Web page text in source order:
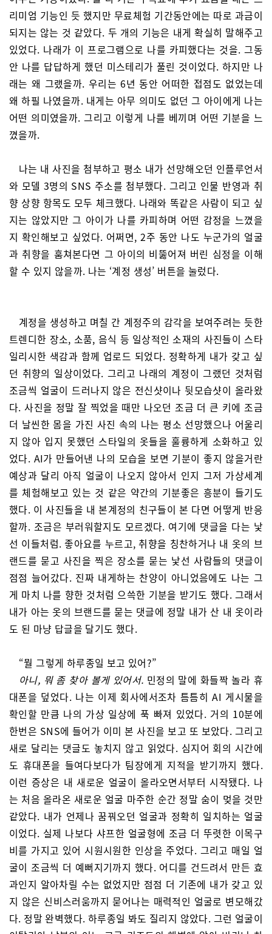
리미엄 기능인 듯 했지만 무료체험 기간동안에는 따로 과금이
되지는 않는 것 같았다. 두 개의 기능은 내게 확실히 말해주고
있었다. 나래가 이 프로그램으로 나를 카피했다는 것을. 그동
안 나를 답답하게 했던 미스테리가 풀린 것이었다. 하지만 나
래는 왜 그랬을까. 우리는 6년 동안 어떠한 접점도 없었는데
왜 하필 나였을까. 내게는 아무 의미도 없던 그 아이에게 나는
어떤 의미였을까. 그리고 이렇게 나를 베끼며 어떤 기분을 느
꼈을까.
나는 내 사진을 첨부하고 평소 내가 선망해오던 인플루언서
와 모델 3명의 SNS 주소를 첨부했다. 그리고 인물 반영과 취
향 상향 항목도 모두 체크했다. 나래와 똑같은 사람이 되고 싶
지는 않았지만 그 아이가 나를 카피하며 어떤 감정을 느꼈을
지 확인해보고 싶었다. 어쩌면, 2주 동안 나도 누군가의 얼굴
과 취향을 훔쳐본다면 그 아이의 비뚫어져 버린 심정을 이해
할 수 있지 않을까. 나는 ‘계정 생성’ 버튼을 눌렀다.
계정을 생성하고 며칠 간 계정주의 감각을 보여주려는 듯한
트렌디한 장소, 소품, 음식 등 일상적인 소재의 사진들이 스타
일리시한 색감과 함께 업로드 되었다. 정확하게 내가 갖고 싶
던 취향의 일상이었다. 그리고 나래의 계정이 그랬던 것처럼
조금씩 얼굴이 드러나지 않은 전신샷이나 뒷모습샷이 올라왔
다. 사진을 정말 잘 찍었을 때만 나오던 조금 더 큰 키에 조금
더 날씬한 몸을 가진 사진 속의 나는 평소 선망했으나 어울리
지 않아 입지 못했던 스타일의 옷들을 훌륭하게 소화하고 있
었다. AI가 만들어낸 나의 모습을 보면 기분이 좋지 않을거란
예상과 달리 아직 얼굴이 나오지 않아서 인지 그저 가상세계
를 체험해보고 있는 것 같은 약간의 기분좋은 흥분이 들기도
했다. 이 사진들을 내 본계정의 친구들이 본 다면 어떻게 반응
할까. 조금은 부러워할지도 모르겠다. 여기에 댓글을 다는 낯
선 이들처럼. 좋아요를 누르고, 취향을 칭찬하거나 내 옷의 브
랜드를 묻고 사진을 찍은 장소를 묻는 낯선 사람들의 댓글이
점점 늘어갔다. 진짜 내게하는 찬양이 아니었음에도 나는 그
게 마치 나를 향한 것처럼 으쓱한 기분을 받기도 했다. 그래서
내가 아는 옷의 브랜드를 묻는 댓글에 정말 내가 산 내 옷이라
도 된 마냥 답글을 달기도 했다.
“뭘 그렇게 하루종일 보고 있어?”
아니, 뭐 좀 찾아 볼게 있어서. 민정의 말에 화들짝 놀라 휴
대폰을 덮었다. 나는 이제 회사에서조차 틈틈히 AI 게시물을
확인할 만큼 나의 가상 일상에 푹 빠져 있었다. 거의 10분에
한번은 SNS에 들어가 이미 본 사진을 보고 또 보았다. 그리고
새로 달리는 댓글도 놓치지 않고 읽었다. 심지어 회의 시간에
도 휴대폰을 들여다보다가 팀장에게 지적을 받기까지 했다.
이런 증상은 내 새로운 얼굴이 올라오면서부터 시작됐다. 나
는 처음 올라온 새로운 얼굴 마주한 순간 정말 숨이 멎을 것만
같았다. 내가 언제나 꿈꿔오던 얼굴과 정확히 일치하는 얼굴
이었다. 실제 나보다 샤프한 얼굴형에 조금 더 뚜렷한 이목구
비를 가지고 있어 시원시원한 인상을 주었다. 그리고 매일 얼
굴이 조금씩 더 예뻐지기까지 했다. 어디를 건드려서 만든 효
과인지 알아차릴 수는 없었지만 점점 더 기존에 내가 갖고 있
지 않은 신비스러움까지 묻어나는 매력적인 얼굴로 변모해갔
다. 정말 완벽했다. 하루종일 봐도 질리지 않았다. 그런 얼굴이